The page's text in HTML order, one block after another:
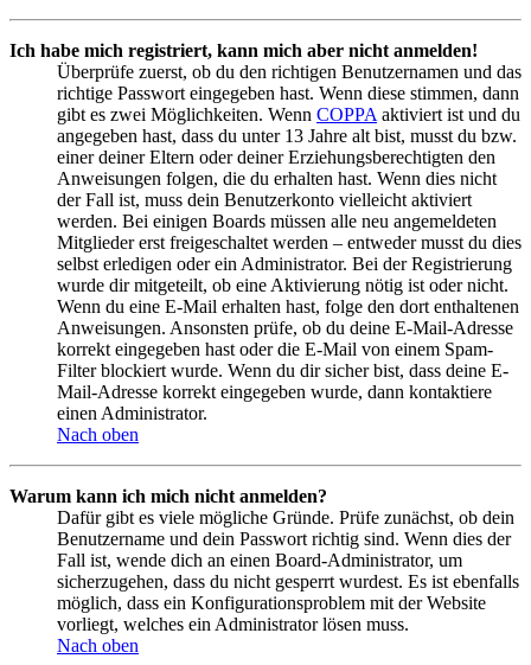
Ich habe mich registriert, kann mich aber nicht anmelden!
Überprüfe zuerst, ob du den richtigen Benutzernamen und das
richtige Passwort eingegeben hast. Wenn diese stimmen, dann
gibt es zwei Möglichkeiten. Wenn COPPA aktiviert ist und du
angegeben hast, dass du unter 13 Jahre alt bist, musst du bzw.
einer deiner Eltern oder deiner Erziehungsberechtigten den
Anweisungen folgen, die du erhalten hast. Wenn dies nicht
der Fall ist, muss dein Benutzerkonto vielleicht aktiviert
werden. Bei einigen Boards müssen alle neu angemeldeten
Mitglieder erst freigeschaltet werden – entweder musst du dies
selbst erledigen oder ein Administrator. Bei der Registrierung
wurde dir mitgeteilt, ob eine Aktivierung nötig ist oder nicht.
Wenn du eine E-Mail erhalten hast, folge den dort enthaltenen
Anweisungen. Ansonsten prüfe, ob du deine E-Mail-Adresse
korrekt eingegeben hast oder die E-Mail von einem Spam-
Filter blockiert wurde. Wenn du dir sicher bist, dass deine E-
Mail-Adresse korrekt eingegeben wurde, dann kontaktiere
einen Administrator.
Nach oben
Warum kann ich mich nicht anmelden?
Dafür gibt es viele mögliche Gründe. Prüfe zunächst, ob dein
Benutzername und dein Passwort richtig sind. Wenn dies der
Fall ist, wende dich an einen Board-Administrator, um
sicherzugehen, dass du nicht gesperrt wurdest. Es ist ebenfalls
möglich, dass ein Konfigurationsproblem mit der Website
vorliegt, welches ein Administrator lösen muss.
Nach oben